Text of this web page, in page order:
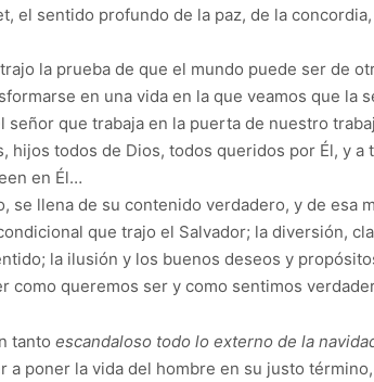
el sentido profundo de la paz, de la
la prueba de que el mundo puede ser de
en una vida en la que veamos que la
señor que trabaja en la puerta de nuestro
hijos todos de Dios, todos queridos por Él, y
en Él…
se llena de su contenido verdadero, y de esa
que trajo el Salvador; la diversión,
la ilusión y los buenos deseos y
como queremos ser y como sentimos
tanto escandaloso todo lo externo de la
a poner la vida del hombre en su justo